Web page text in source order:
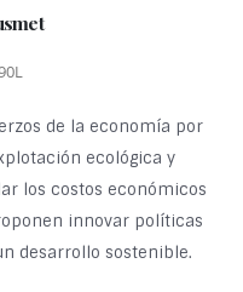
de la economía por
ecológica y
los costos económicos
innovar políticas
desarrollo sostenible.